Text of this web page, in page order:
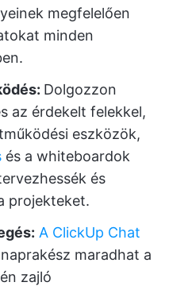
megfelelően
minden
Dolgozzon
az érdekelt felekkel,
eszközök,
és a whiteboardok
és
projekteket.
A ClickUp Chat
maradhat a
zajló